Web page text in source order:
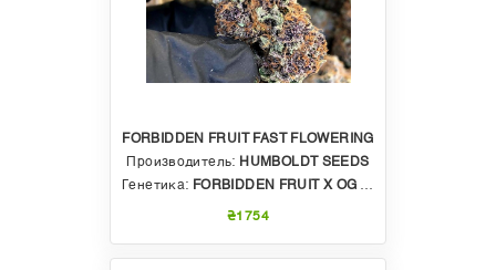
FORBIDDEN FRUIT FAST FLOWERING
Производитель: HUMBOLDT SEEDS
Генетика: FORBIDDEN FRUIT X OG AUTO
₴1754